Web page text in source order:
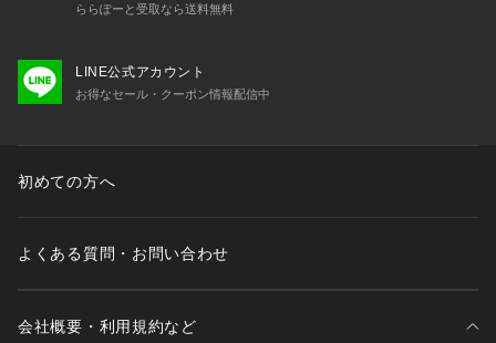
ららぽーと受取なら送料無料
LINE公式アカウント
お得なセール・クーポン情報配信中
初めての方へ
よくある質問・お問い合わせ
会社概要・利用規約など